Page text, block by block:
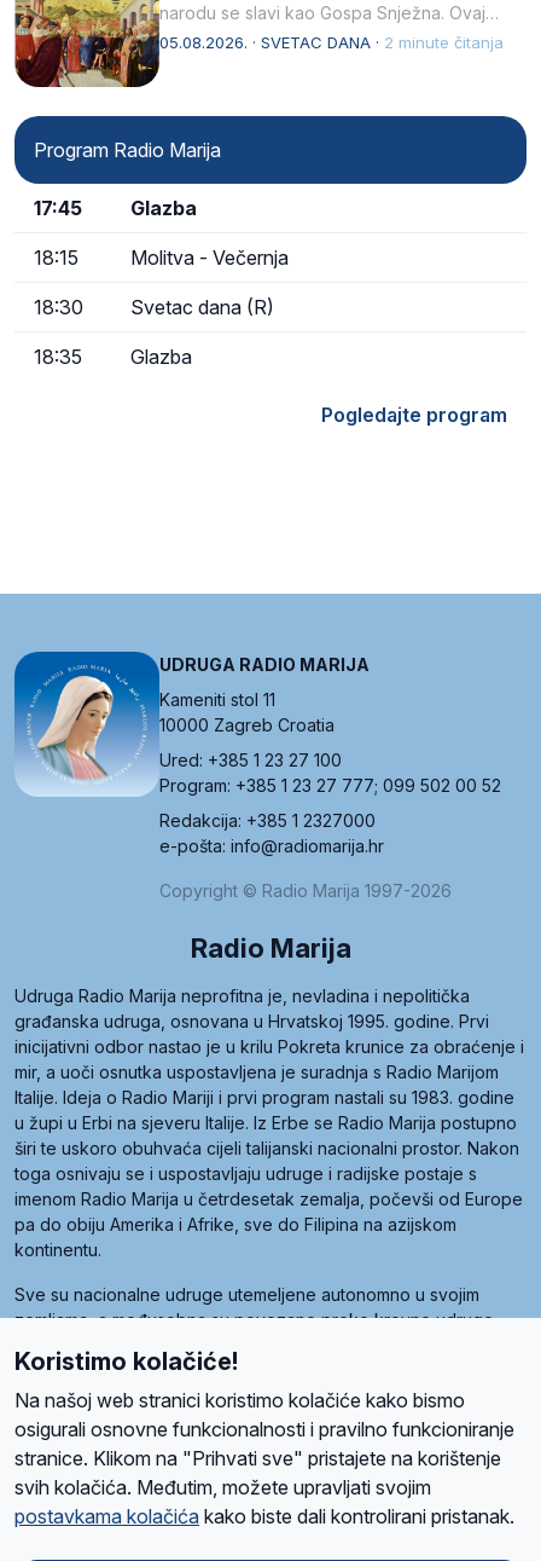
narodu se slavi kao Gospa Snježna. Ovaj
naziv, Sancta Maria…
05.08.2026. · SVETAC DANA · 2 minute čitanja
Program Radio Marija
17:45 Glazba
18:15 Molitva - Večernja
18:30 Svetac dana (R)
18:35 Glazba
Pogledajte program
UDRUGA RADIO MARIJA
Kameniti stol 11
10000 Zagreb Croatia
Ured: +385 1 23 27 100
Program: +385 1 23 27 777; 099 502 00 52
Redakcija: +385 1 2327000
e-pošta: info@radiomarija.hr
Copyright © Radio Marija 1997-2026
Radio Marija
Udruga Radio Marija neprofitna je, nevladina i nepolitička
građanska udruga, osnovana u Hrvatskoj 1995. godine. Prvi
inicijativni odbor nastao je u krilu Pokreta krunice za obraćenje i
mir, a uoči osnutka uspostavljena je suradnja s Radio Marijom
Italije. Ideja o Radio Mariji i prvi program nastali su 1983. godine
u župi u Erbi na sjeveru Italije. Iz Erbe se Radio Marija postupno
širi te uskoro obuhvaća cijeli talijanski nacionalni prostor. Nakon
toga osnivaju se i uspostavljaju udruge i radijske postaje s
imenom Radio Marija u četrdesetak zemalja, počevši od Europe
pa do obiju Amerika i Afrike, sve do Filipina na azijskom
kontinentu.
Sve su nacionalne udruge utemeljene autonomno u svojim
zemljama, a međusobna su povezane preko krovne udruge
Radio Maria). Svjetsku obitelj utemeljilo je sedam članica, među
kojima je i hrvatska Udruga Radio Marija.
O namaRadio ProgramVolonteriPrijateljiKontaktPravila privatnosti
Koristimo kolačiće!
Na našoj web stranici koristimo kolačiće kako bismo
osigurali osnovne funkcionalnosti i pravilno funkcioniranje
stranice. Klikom na "Prihvati sve" pristajete na korištenje
svih kolačića. Međutim, možete upravljati svojim
postavkama kolačića kako biste dali kontrolirani pristanak.